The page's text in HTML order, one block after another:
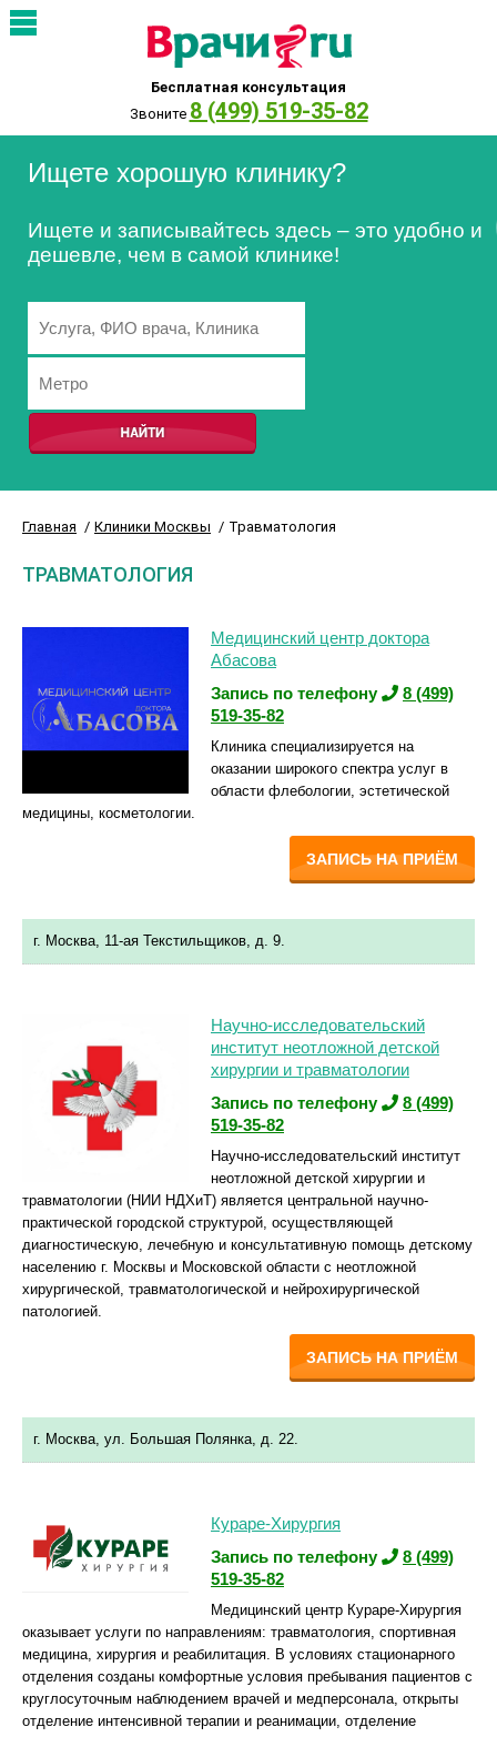
Бесплатная консультация
Звоните 8 (499) 519-35-82
Ищете хорошую клинику?
Ищете и записывайтесь здесь – это удобно и
дешевле, чем в самой клинике!
Главная Клиники Москвы Травматология
ТРАВМАТОЛОГИЯ
Медицинский центр доктора
Абасова
Запись по телефону
8 (499)
519-35-82
Клиника специализируется на
оказании широкого спектра услуг в
области флебологии, эстетической
медицины, косметологии.
ЗАПИСЬ НА ПРИЁМ
г. Москва, 11-ая Текстильщиков, д. 9.
Научно-исследовательский
институт неотложной детской
хирургии и травматологии
Запись по телефону
8 (499)
519-35-82
Научно-исследовательский институт
неотложной детской хирургии и
травматологии (НИИ НДХиТ) является центральной научно-
практической городской структурой, осуществляющей
диагностическую, лечебную и консультативную помощь детскому
населению г. Москвы и Московской области с неотложной
хирургической, травматологической и нейрохирургической
патологией.
ЗАПИСЬ НА ПРИЁМ
г. Москва, ул. Большая Полянка, д. 22.
Кураре-Хирургия
Запись по телефону
8 (499)
519-35-82
Медицинский центр Кураре-Хирургия
оказывает услуги по направлениям: травматология, спортивная
медицина, хирургия и реабилитация. В условиях стационарного
отделения созданы комфортные условия пребывания пациентов с
круглосуточным наблюдением врачей и медперсонала, открыты
отделение интенсивной терапии и реанимации, отделение